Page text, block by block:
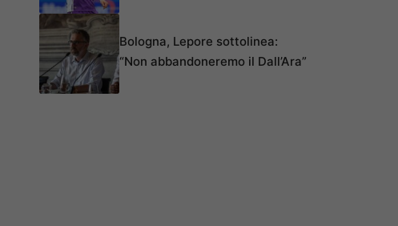
Bologna, Lepore sottolinea:
“Non abbandoneremo il Dall’Ara”